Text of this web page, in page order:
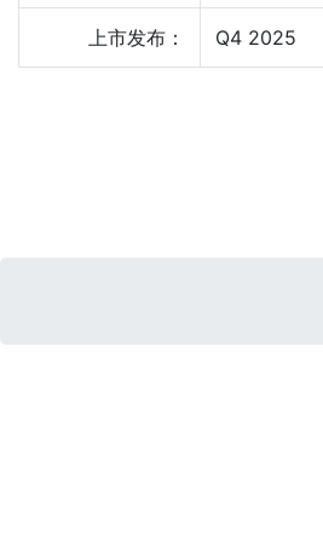
上市发布： Q4 2025